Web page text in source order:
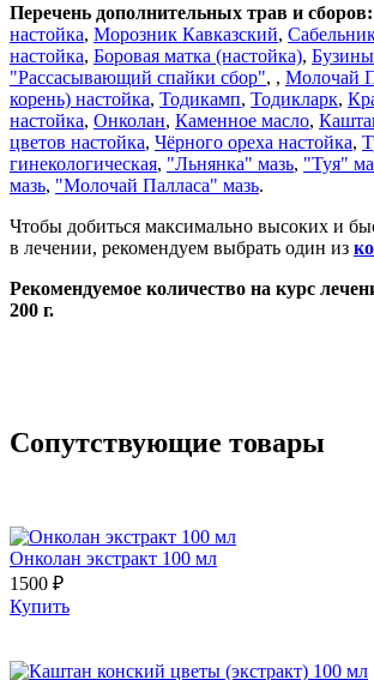
Перечень дополнительных трав и сборов:
настойка, Морозник Кавказский,
настойка, Боровая матка (настойка),
"Рассасывающий спайки сбор", , Молочай
корень) настойка, Тодикамп, Тодикларк,
настойка, Онколан, Каменное масло,
цветов настойка, Чёрного ореха настойка,
гинекологическая, "Льнянка" мазь, "Туя"
мазь, "Молочай Палласа" мазь.
Чтобы добиться максимально высоких и
в лечении, рекомендуем выбрать один из
Рекомендуемое количество на курс
200 г.
Сопутствующие товары
Онколан экстракт 100 мл
1500 ₽
Купить